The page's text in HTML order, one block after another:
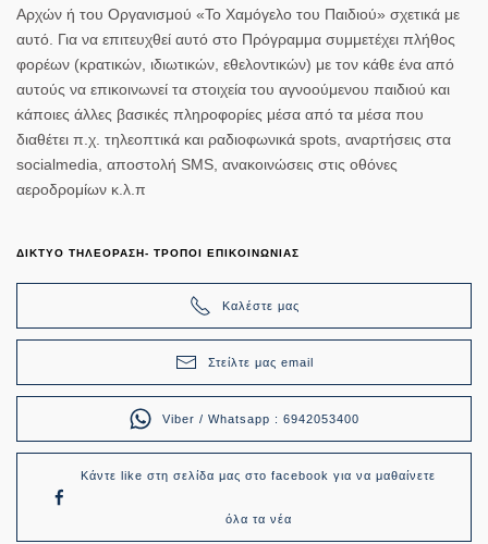
Αρχών ή του Οργανισμού «Το Χαμόγελο του Παιδιού» σχετικά με
αυτό. Για να επιτευχθεί αυτό στο Πρόγραμμα συμμετέχει πλήθος
φορέων (κρατικών, ιδιωτικών, εθελοντικών) με τον κάθε ένα από
αυτούς να επικοινωνεί τα στοιχεία του αγνοούμενου παιδιού και
κάποιες άλλες βασικές πληροφορίες μέσα από τα μέσα που
διαθέτει π.χ. τηλεοπτικά και ραδιοφωνικά spots, αναρτήσεις στα
socialmedia, αποστολή SMS, ανακοινώσεις στις οθόνες
αεροδρομίων κ.λ.π
ΔΙΚΤΥΟ ΤΗΛΕΟΡΑΣΗ- ΤΡΟΠΟΙ ΕΠΙΚΟΙΝΩΝΙΑΣ
Καλέστε μας
Στείλτε μας email
Viber / Whatsapp : 6942053400
Κάντε like στη σελίδα μας στο facebook για να μαθαίνετε
όλα τα νέα